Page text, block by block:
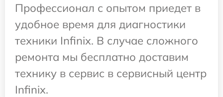
Профессионал с опытом приедет в
удобное время для диагностики
техники Infinix. В случае сложного
ремонта мы бесплатно доставим
технику в сервис в сервисный центр
Infinix.